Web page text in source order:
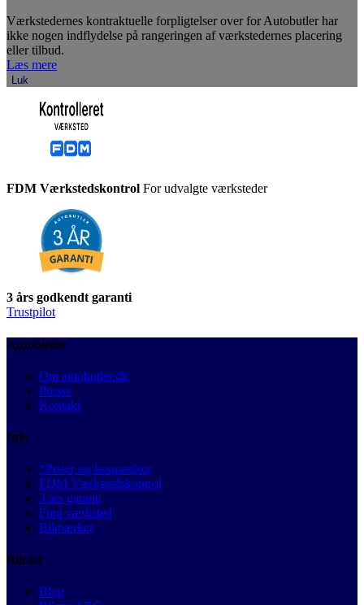
Værkstedernes kontraktuelle forpligtelser over for Autobutler har
ikke nogen indflydelse på rangeringen af værkstedernes placering
eller tilbud.
Læs mere
Luk
FDM Værkstedskontrol For udvalgte værksteder
3 års godkendt garanti
Trustpilot
Autobutler
Om autobutler.dk
Presse
Kontakt
Info
*Priser og besparelser
FDM Værkstedskontrol
3 års garanti
Find værksted
Bilmærker
Bilråd
Blog